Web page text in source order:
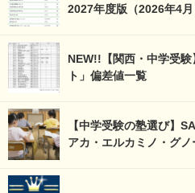
2027年度版（2026年4月
NEW!!【関西・中学受
ト」偏差値一覧
【中学受験の塾選び】
アカ・エルカミノ・グ